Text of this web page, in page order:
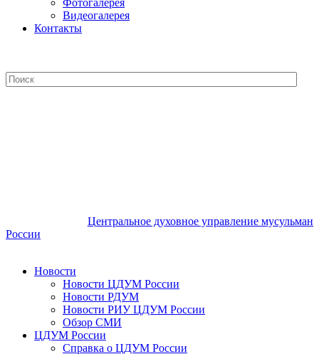
Фотогалерея
Видеогалерея
Контакты
Центральное духовное управление мусульман
России
Новости
Новости ЦДУМ России
Новости РДУМ
Новости РИУ ЦДУМ России
Обзор СМИ
ЦДУМ России
Справка о ЦДУМ России